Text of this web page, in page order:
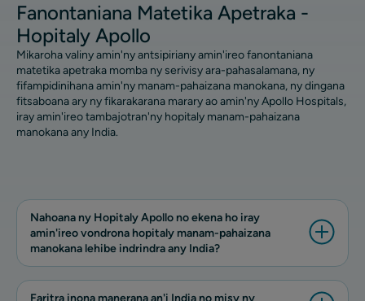
Fanontaniana Matetika Apetraka -
Hopitaly Apollo
Mikaroha valiny amin'ny antsipiriany amin'ireo fanontaniana
matetika apetraka momba ny serivisy ara-pahasalamana, ny
fifampidinihana amin'ny manam-pahaizana manokana, ny dingana
fitsaboana ary ny fikarakarana marary ao amin'ny Apollo Hospitals,
iray amin'ireo tambajotran'ny hopitaly manam-pahaizana
manokana any India.
Nahoana ny Hopitaly Apollo no ekena ho iray
amin'ireo vondrona hopitaly manam-pahaizana
manokana lehibe indrindra any India?